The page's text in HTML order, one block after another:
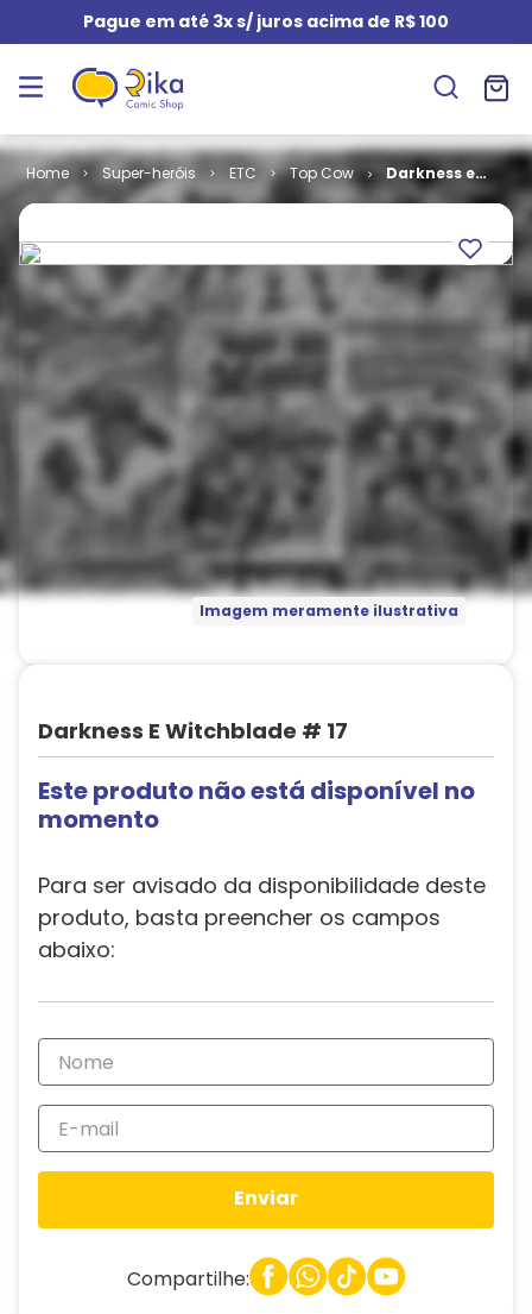
Pague em até 3x s/ juros acima de R$ 100
Super-heróis ETC Top Cow
Darkness e
Witchblade #
Imagem meramente ilustrativa
Darkness E Witchblade # 17
Este produto não está disponível no
momento
Para ser avisado da disponibilidade deste
produto, basta preencher os campos
abaixo:
Enviar
Compartilhe: